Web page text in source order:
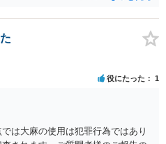
だいた方が良いと考えます。 弁護
ラスの利用）、ご主人が逮捕され
や転居先の確保調整を行い、タイミ
に相談しに行き、以後はシェルタ
訴訟を進めていくのが良いと考え
役にたった 1
は大麻の使用は犯罪行為ではあり